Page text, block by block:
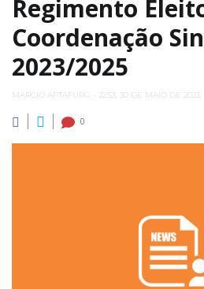
Regimento
Coordenação
2023/2025
MARCIO APTAFURG - 22:53, 30 DE MAIO DE 2023
0